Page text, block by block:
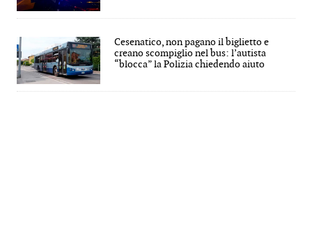
Cesenatico, non pagano il biglietto e
creano scompiglio nel bus: l’autista
“blocca” la Polizia chiedendo aiuto